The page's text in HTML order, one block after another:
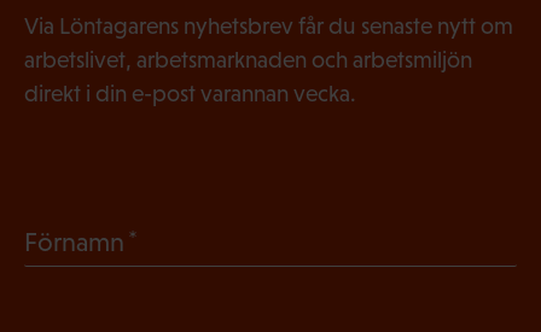
Via Löntagarens nyhetsbrev får du senaste nytt om
arbetslivet, arbetsmarknaden och arbetsmiljön
direkt i din e-post varannan vecka.
Förnamn